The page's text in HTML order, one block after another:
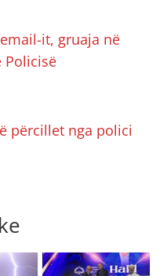
it, gruaja në
Policisë
përcillet nga polici